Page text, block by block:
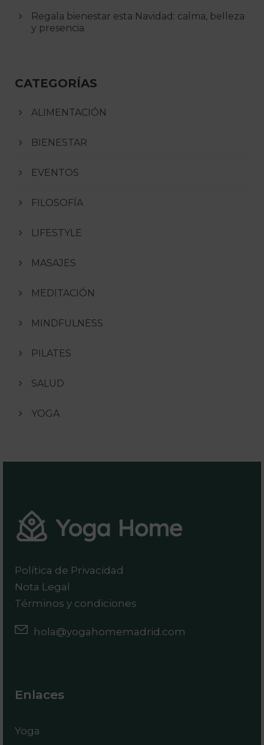
Regala bienestar esta Navidad: calma, belleza
y presencia
CATEGORÍAS
ALIMENTACIÓN
BIENESTAR
EVENTOS
FILOSOFÍA
LIFESTYLE
MASAJES
MEDITACIÓN
MINDFULNESS
PILATES
SALUD
YOGA
Política de Privacidad
Nota Legal
Términos y condiciones
hola@yogahomemadrid.com
Enlaces
Yoga